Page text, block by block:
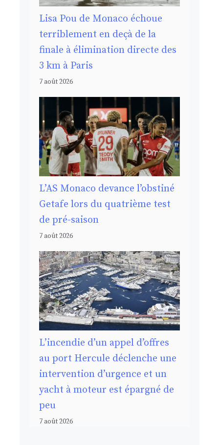
Lisa Pou de Monaco échoue
terriblement en deçà de la
finale à élimination directe des
3 km à Paris
7 août 2026
L’AS Monaco devance l’obstiné
Getafe lors du quatrième test
de pré-saison
7 août 2026
L’incendie d’un appel d’offres
au port Hercule déclenche une
intervention d’urgence et un
yacht à moteur est épargné de
peu
7 août 2026